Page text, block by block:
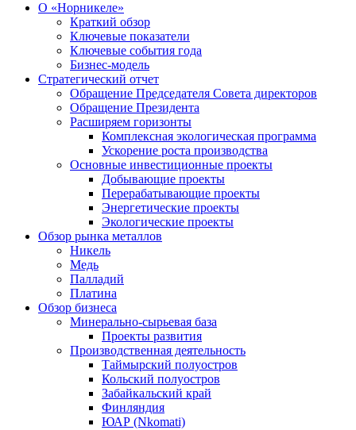
О «Норникеле»
Краткий обзор
Ключевые показатели
Ключевые события года
Бизнес-модель
Стратегический отчет
Обращение Председателя Совета директоров
Обращение Президента
Расширяем горизонты
Комплексная экологическая программа
Ускорение роста производства
Основные инвестиционные проекты
Добывающие проекты
Перерабатывающие проекты
Энергетические проекты
Экологические проекты
Обзор рынка металлов
Никель
Медь
Палладий
Платина
Обзор бизнеса
Минерально-сырьевая база
Проекты развития
Производственная деятельность
Таймырский полуостров
Кольский полуостров
Забайкальский край
Финляндия
ЮАР (Nkomati)